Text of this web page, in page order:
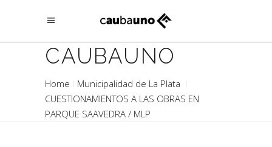
CAUBAUNO
Home
Municipalidad de La Plata
CUESTIONAMIENTOS A LAS OBRAS EN
PARQUE SAAVEDRA / MLP